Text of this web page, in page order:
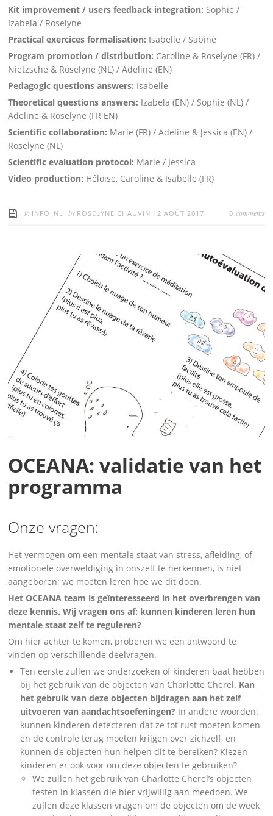
Kit improvement / users feedback integration: Sophie /
Izabela / Roselyne
Practical exercices formalisation: Isabelle / Sabine
Program promotion / distribution: Caroline & Roselyne (FR) /
Nietzsche & Roselyne (NL) / Adeline (EN)
Pedagogic questions answers: Isabelle
Theoretical questions answers: Izabela (EN) / Sophie (NL) /
Adeline & Roselyne (FR EN)
Scientific collaboration: Marie (FR) / Adeline & Jessica (EN) /
Roselyne (NL)
Scientific evaluation protocol: Marie / Jessica
Video production: Héloïse, Caroline & Isabelle (FR)
in INFO_NL by ROSELYNE CHAUVIN 12 AOÛT 2017 0 comments
OCEANA: validatie van het
programma
Onze vragen:
Het vermogen om een mentale staat van stress, afleiding, of
emotionele overweldiging in onszelf te herkennen, is niet
aangeboren; we moeten leren hoe we dit doen.
Het OCEANA team is geïnteresseerd in het overbrengen van
deze kennis. Wij vragen ons af: kunnen kinderen leren hun
mentale staat zelf te reguleren?
Om hier achter te komen, proberen we een antwoord te
vinden op verschillende deelvragen.
Ten eerste zullen we onderzoeken of kinderen baat hebben
bij het gebruik van de objecten van Charlotte Cherel. Kan
het gebruik van deze objecten bijdragen aan het zelf
uitvoeren van aandachtsoefeningen? In andere woorden:
kunnen kinderen detecteren dat ze tot rust moeten komen
en de controle terug moeten krijgen over zichzelf, en
kunnen de objecten hun helpen dit te bereiken? Kiezen
kinderen er ook voor om deze objecten te gebruiken?
We zullen het gebruik van Charlotte Cherel’s objecten
testen in klassen die hier vrijwillig aan meedoen. We
zullen deze klassen vragen om de objecten om de week